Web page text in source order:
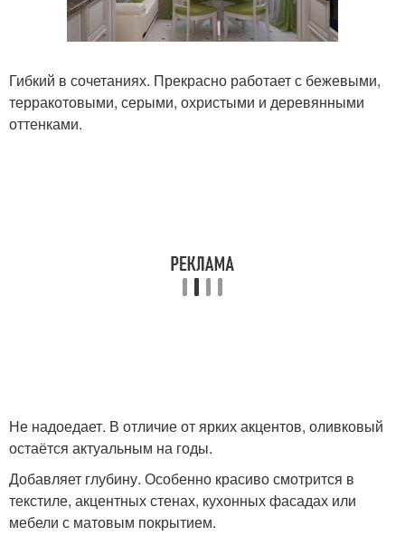
Гибкий в сочетаниях. Прекрасно работает с бежевыми,
терракотовыми, серыми, охристыми и деревянными
оттенками.
Не надоедает. В отличие от ярких акцентов, оливковый
остаётся актуальным на годы.
Добавляет глубину. Особенно красиво смотрится в
текстиле, акцентных стенах, кухонных фасадах или
мебели с матовым покрытием.